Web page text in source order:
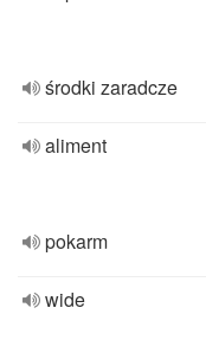
środki zaradcze
aliment
pokarm
wide